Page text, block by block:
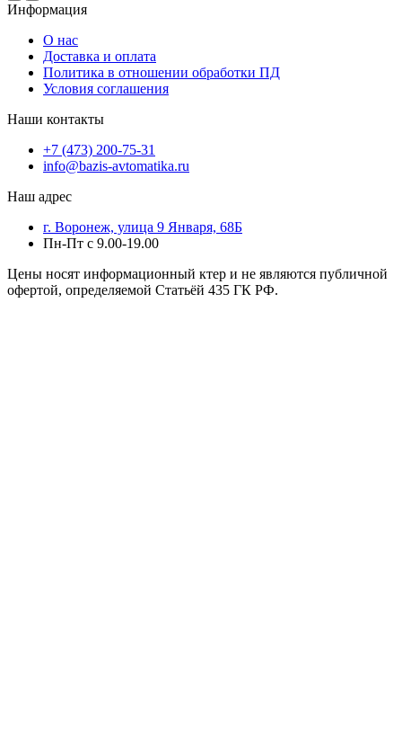
Информация
О нас
Доставка и оплата
Политика в отношении обработки ПД
Условия соглашения
Наши контакты
+7 (473) 200-75-31
info@bazis-avtomatika.ru
Наш адрес
г. Воронеж, улица 9 Января, 68Б
Пн-Пт с 9.00-19.00
Цены носят информационный ктер и не являются публичной
офертой, определяемой Статьёй 435 ГК РФ.